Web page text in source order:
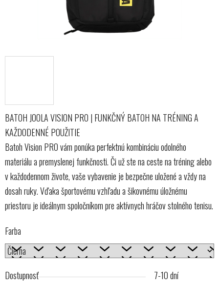
BATOH JOOLA VISION PRO | FUNKČNÝ BATOH NA TRÉNING A
KAŽDODENNÉ POUŽITIE
Batoh Vision PRO vám ponúka perfektnú kombináciu odolného
materiálu a premyslenej funkčnosti. Či už ste na ceste na tréning alebo
v každodennom živote, vaše vybavenie je bezpečne uložené a vždy na
dosah ruky. Vďaka športovému vzhľadu a šikovnému úložnému
priestoru je ideálnym spoločníkom pre aktívnych hráčov stolného tenisu.
Farba
Dostupnosť
7-10 dní